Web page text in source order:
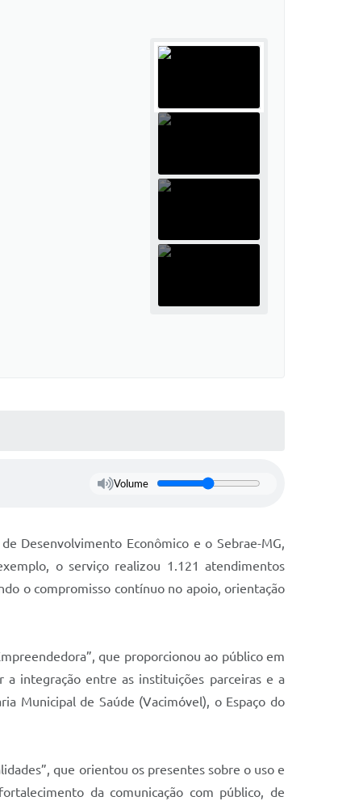
Volume
Desenvolvimento Econômico e o Sebrae-MG,
o serviço realizou 1.121 atendimentos
o compromisso contínuo no apoio, orientação
que proporcionou ao público em
a integração entre as instituições parceiras e a
Municipal de Saúde (Vacimóvel), o Espaço do
que orientou os presentes sobre o uso e
da comunicação com público, de